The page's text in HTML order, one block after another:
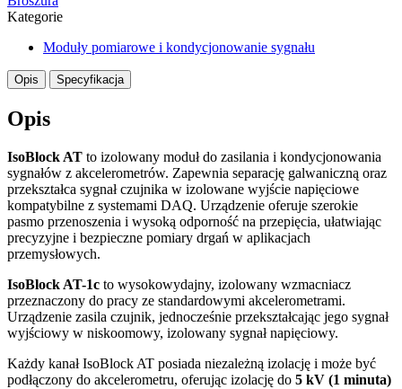
Kategorie
Moduły pomiarowe i kondycjonowanie sygnału
Opis Specyfikacja
Opis
IsoBlock AT to izolowany moduł do zasilania i kondycjonowania
sygnałów z akcelerometrów. Zapewnia separację galwaniczną oraz
przekształca sygnał czujnika w izolowane wyjście napięciowe
kompatybilne z systemami DAQ. Urządzenie oferuje szerokie
pasmo przenoszenia i wysoką odporność na przepięcia, ułatwiając
precyzyjne i bezpieczne pomiary drgań w aplikacjach
przemysłowych.
IsoBlock AT-1c to wysokowydajny, izolowany wzmacniacz
przeznaczony do pracy ze standardowymi akcelerometrami.
Urządzenie zasila czujnik, jednocześnie przekształcając jego sygnał
wyjściowy w niskoomowy, izolowany sygnał napięciowy.
Każdy kanał IsoBlock AT posiada niezależną izolację i może być
podłączony do akcelerometru, oferując izolację do 5 kV (1 minuta)